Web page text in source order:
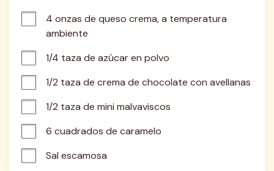
4 onzas de queso crema, a temperatura
ambiente
1/4 taza de azúcar en polvo
1/2 taza de crema de chocolate con avellanas
1/2 taza de mini malvaviscos
6 cuadrados de caramelo
Sal escamosa